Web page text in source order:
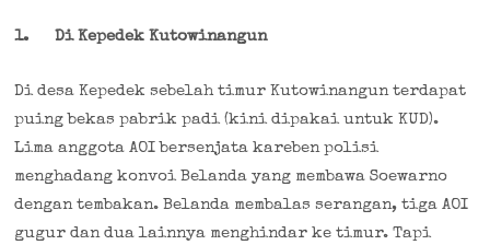
1.Di Kepedek Kutowinangun
Di desa Kepedek sebelah timur Kutowinangun terdapat
puing bekas pabrik padi (kini dipakai untuk KUD).
Lima anggota AOI bersenjata kareben polisi
menghadang konvoi Belanda yang membawa Soewarno
dengan tembakan. Belanda membalas serangan, tiga AOI
gugur dan dua lainnya menghindar ke timur. Tapi